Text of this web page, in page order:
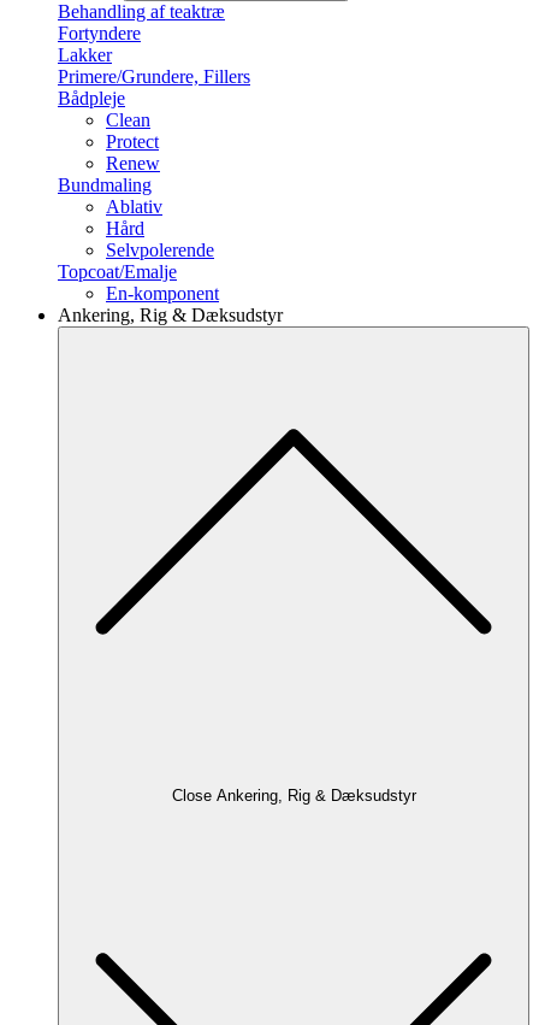
Behandling af teaktræ
Fortyndere
Lakker
Primere/Grundere, Fillers
Bådpleje
Clean
Protect
Renew
Bundmaling
Ablativ
Hård
Selvpolerende
Topcoat/Emalje
En-komponent
Ankering, Rig & Dæksudstyr
Close Ankering, Rig & Dæksudstyr